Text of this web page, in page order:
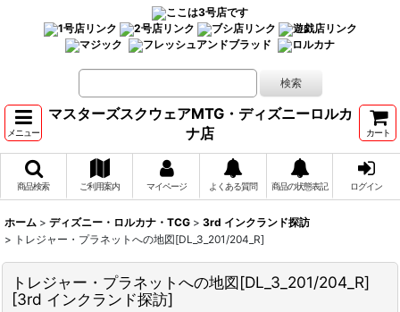
メニュー
マスターズスクウェアMTG・ディズニーロルカ
ナ店
カート
商品検索 ご利用案内 マイページ よくある質問 商品の状態表記 ログイン
ホーム > ディズニー・ロルカナ・TCG > 3rd インクランド探訪
> トレジャー・プラネットへの地図[DL_3_201/204_R]
トレジャー・プラネットへの地図[DL_3_201/204_R]
[3rd インクランド探訪]